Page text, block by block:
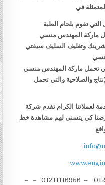
في
تقوم بلحام الطبة
ماركة المهندس منسي
شرينك وتغليف السليف سيفتي
تحمل ماركة المهندس منسي
والصلاحية والتي تحمل
لعملائنا الكرام تقدم شركة
كي يتسنى لهم مشاهدة خط
موبايل: 01211116954 – 01211116955 – 01211116956 – –